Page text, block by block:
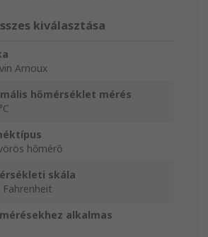
kiválasztása
Arnoux
hőmérséklet mérés
hőmérő
skála
Fahrenheit
alkalmas